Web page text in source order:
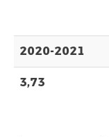
2020-2021
3,73